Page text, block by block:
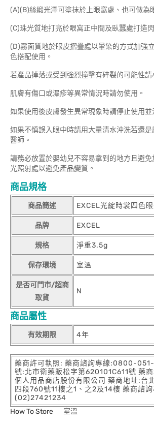
(A)(B)絲緞光澤可塗抹於上眼窩處、也可做為
(C)珠光質地打亮於眼窩正中間及臥蠶處打造
(D)霧面質地於眼皮摺疊處以暈染的方式加強
色搭配使用。
若產品掉落或受到強烈撞擊有碎裂的可能性請
肌膚有傷口或濕疹等異常情況時請勿使用。
如果使用後皮膚發生異常現象時請停止使用並
如果不慎誤入眼中時請用大量清水沖洗若還
醫師。
請務必放置於嬰幼兒不容易拿到的地方且避
光照射處以避免產品變質。
商品規格
商品簡述 EXCEL光綻時裳四色
品牌 EXCEL
規格 淨重3.5g
保存環境 室溫
是否可門市/超商
取貨
N
商品屬性
有效期限 4年
藥商許可執照: 藥商諮詢專線:0800-
號:北市衛藥販松字第620101C611號 藥
個人用品商店股份有限公司 藥商地址:台
四段760號11樓之1、之2及14樓 藥商諮
(02)27421234
How To Store
室溫